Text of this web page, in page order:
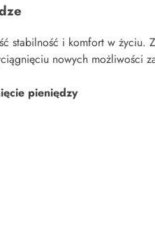
stabilność i komfort w
nowych możliwości
pieniędzy